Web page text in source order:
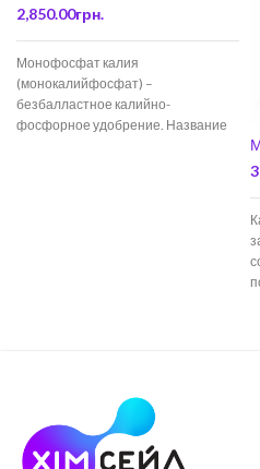
2,850.00грн.
Монофосфат калия
(монокалийфосфат) –
безбалластное калийно-
фосфорное удобрение. Название